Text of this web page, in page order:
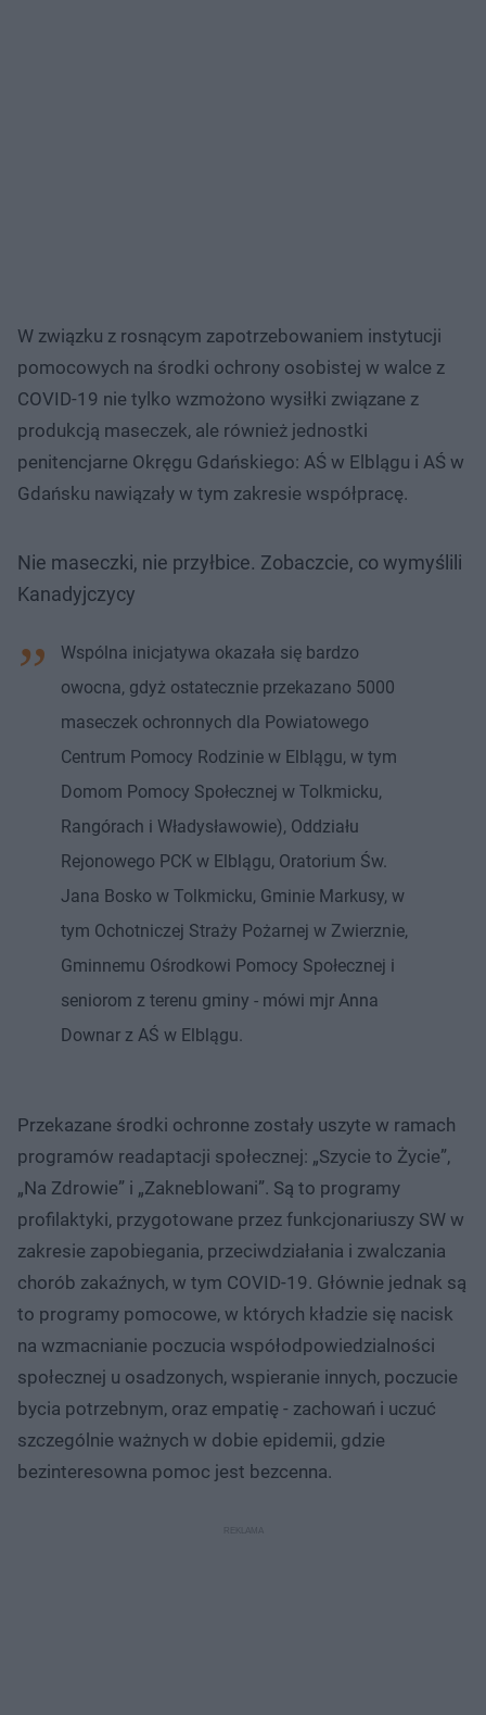
W związku z rosnącym zapotrzebowaniem instytucji
pomocowych na środki ochrony osobistej w walce z
COVID-19 nie tylko wzmożono wysiłki związane z
produkcją maseczek, ale również jednostki
penitencjarne Okręgu Gdańskiego: AŚ w Elblągu i AŚ w
Gdańsku nawiązały w tym zakresie współpracę.
Nie maseczki, nie przyłbice. Zobaczcie, co wymyślili
Kanadyjczycy
Wspólna inicjatywa okazała się bardzo
owocna, gdyż ostatecznie przekazano 5000
maseczek ochronnych dla Powiatowego
Centrum Pomocy Rodzinie w Elblągu, w tym
Domom Pomocy Społecznej w Tolkmicku,
Rangórach i Władysławowie), Oddziału
Rejonowego PCK w Elblągu, Oratorium Św.
Jana Bosko w Tolkmicku, Gminie Markusy, w
tym Ochotniczej Straży Pożarnej w Zwierznie,
Gminnemu Ośrodkowi Pomocy Społecznej i
seniorom z terenu gminy - mówi mjr Anna
Downar z AŚ w Elblągu.
Przekazane środki ochronne zostały uszyte w ramach
programów readaptacji społecznej: „Szycie to Życie”,
„Na Zdrowie” i „Zakneblowani”. Są to programy
profilaktyki, przygotowane przez funkcjonariuszy SW w
zakresie zapobiegania, przeciwdziałania i zwalczania
chorób zakaźnych, w tym COVID-19. Głównie jednak są
to programy pomocowe, w których kładzie się nacisk
na wzmacnianie poczucia współodpowiedzialności
społecznej u osadzonych, wspieranie innych, poczucie
bycia potrzebnym, oraz empatię - zachowań i uczuć
szczególnie ważnych w dobie epidemii, gdzie
bezinteresowna pomoc jest bezcenna.